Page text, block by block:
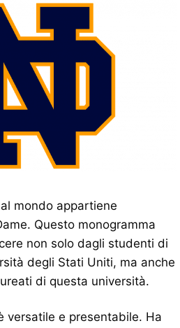
mondo appartiene
Questo monogramma
non solo dagli studenti di
degli Stati Uniti, ma anche
di questa università.
versatile e presentabile. Ha